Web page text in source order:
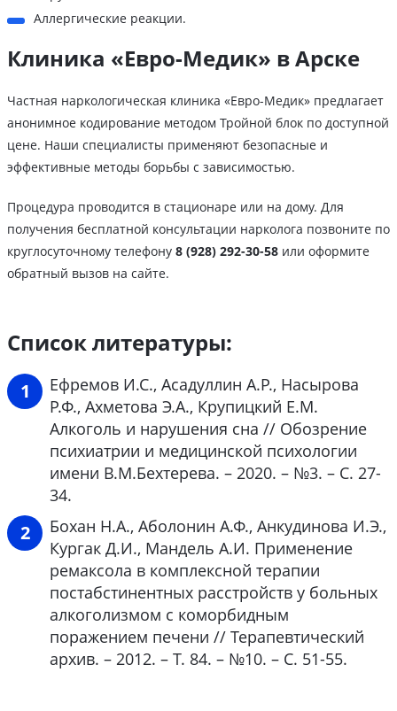
Аллергические реакции.
Клиника «Евро-Медик» в Арске
Частная наркологическая клиника «Евро-Медик» предлагает
анонимное кодирование методом Тройной блок по доступной
цене. Наши специалисты применяют безопасные и
эффективные методы борьбы с зависимостью.
Процедура проводится в стационаре или на дому. Для
получения бесплатной консультации нарколога позвоните по
круглосуточному телефону 8 (928) 292-30-58 или оформите
обратный вызов на сайте.
Список литературы:
Ефремов И.С., Асадуллин А.Р., Насырова
Р.Ф., Ахметова Э.А., Крупицкий Е.М.
Алкоголь и нарушения сна // Обозрение
психиатрии и медицинской психологии
имени В.М.Бехтерева. – 2020. – №3. – С. 27-
34.
Бохан Н.А., Аболонин А.Ф., Анкудинова И.Э.,
Кургак Д.И., Мандель А.И. Применение
ремаксола в комплексной терапии
постабстинентных расстройств у больных
алкоголизмом с коморбидным
поражением печени // Терапевтический
архив. – 2012. – Т. 84. – №10. – С. 51-55.